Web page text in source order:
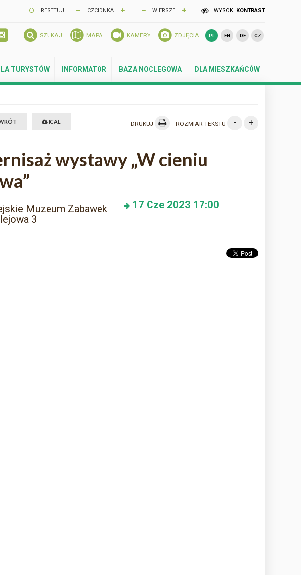
RESETUJ CZCIONKA WIERSZE WYSOKI KONTRAST
SZUKAJ MAPA KAMERY ZDJĘCIA PL EN DE CZ
TURYSTÓW INFORMATOR BAZA NOCLEGOWA DLA MIESZKAŃCÓW
ICAL DRUKUJ ROZMIAR TEKSTU - +
wystawy „W cieniu
Muzeum Zabawek
3
17 Cze 2023 17:00